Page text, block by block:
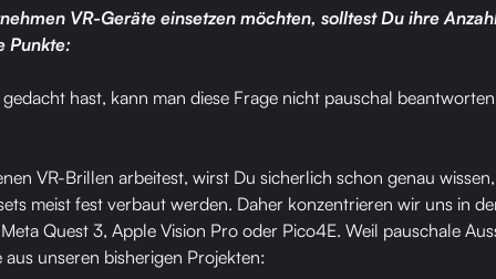
VR-Geräte einsetzen möchten, solltest Du ihre
Punkte:
hast, kann man diese Frage nicht pauschal
VR-Brillen arbeitest, wirst Du sicherlich schon genau
meist fest verbaut werden. Daher konzentrieren wir uns in
Quest 3, Apple Vision Pro oder Pico4E. Weil pauschale
unseren bisherigen Projekten: